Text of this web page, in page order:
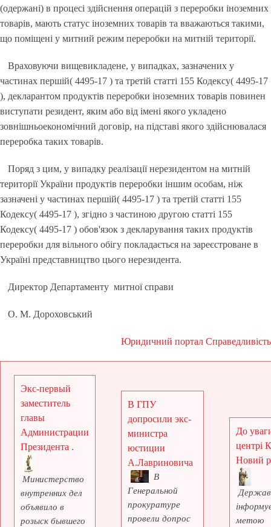
(одержані) в процесі здійснення операцій з переробки іноземних
товарів, мають статус іноземних товарів та вважаються такими,
що поміщені у митний режим переробки на митній території.
Враховуючи вищевикладене, у випадках, зазначених у
частинах першій( 4495-17 ) та третій статті 155 Кодексу( 4495-17
), декларантом продуктів переробки іноземних товарів повинен
виступати резидент, яким або від імені якого укладено
зовнішньоекономічний договір, на підставі якого здійснювалася
переробка таких товарів.
Поряд з цим, у випадку реалізації нерезидентом на митній
території України продуктів переробки іншим особам, ніж
зазначені у частинах першій( 4495-17 ) та третій статті 155
Кодексу( 4495-17 ), згідно з частиною другою статті 155
Кодексу( 4495-17 ) обов'язок з декларування таких продуктів
переробки для вільного обігу покладається на зареєстроване в
Україні представництво цього нерезидента.
Директор Департаменту митної справи
О. М. Дороховський
Юридичний портал Справедливість
Экс-первый
заместитель
главы
Администрации
Президента .
Министерство
внутренних дел
объявило в
розыск бывшего
В ГПУ
допросили экс-
министра
юстиции
А.Лавриновича
В
Генеральной
прокуратуре
провели допрос
До
центрі
Новий
метою